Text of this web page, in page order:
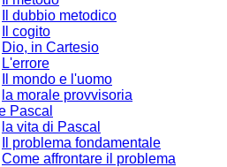
Il dubbio metodico
Il cogito
Dio, in Cartesio
L'errore
Il mondo e l'uomo
la morale provvisoria
Pascal
la vita di Pascal
Il problema fondamentale
Come affrontare il problema